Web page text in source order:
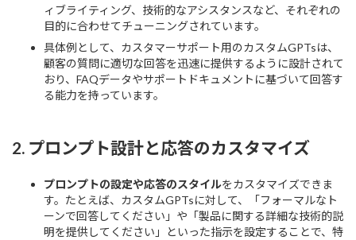
ィブライティング、技術的なアシスタンスなど、それぞれの
目的に合わせてチューニングされています。
具体例として、カスタマーサポート用のカスタムGPTsは、
顧客の質問に適切な回答を迅速に提供するように設計されて
おり、FAQデータやサポートドキュメントに基づいて回答す
る能力を持っています。
2. プロンプト設計と応答のカスタマイズ
プロンプトの設定や応答のスタイルをカスタマイズできま
す。たとえば、カスタムGPTsに対して、「フォーマルなト
ーンで回答してください」や「製品に関する詳細な技術的説
明を提供してください」といった指示を設定することで、特